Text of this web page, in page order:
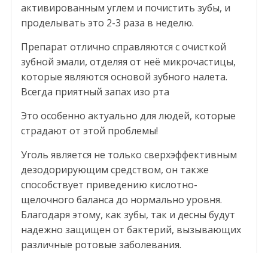
активированным углем и почистить зубы, и
проделывать это 2-3 раза в неделю.
Препарат отлично справляются с очисткой
зубной эмали, отделяя от неё микрочастицы,
которые являются основой зубного налета.
Всегда приятный запах изо рта
Это особенно актуально для людей, которые
страдают от этой проблемы!
Уголь является не только сверхэффективным
дезодорирующим средством, он также
способствует приведению кислотно-
щелочного баланса до нормально уровня.
Благодаря этому, как зубы, так и десны будут
надежно защищен от бактерий, вызывающих
различные ротовые заболевания.